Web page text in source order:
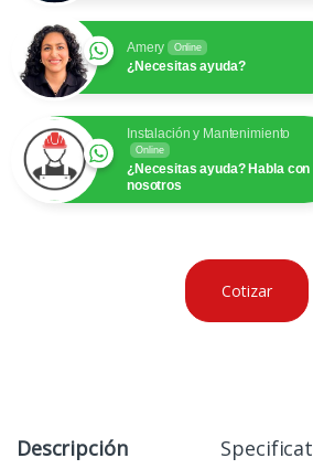
Amery Online
¿Necesitas ayuda?
Instalación y Mantenimiento
Online
¿Necesitas ayuda? Habla con
nosotros
Cotizar
Descripción